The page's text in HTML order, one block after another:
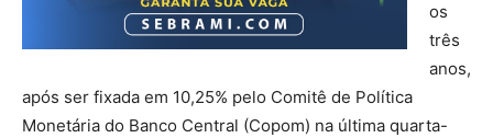
os
três
anos,
após ser fixada em 10,25% pelo Comitê de Política
Monetária do Banco Central (Copom) na última quarta-